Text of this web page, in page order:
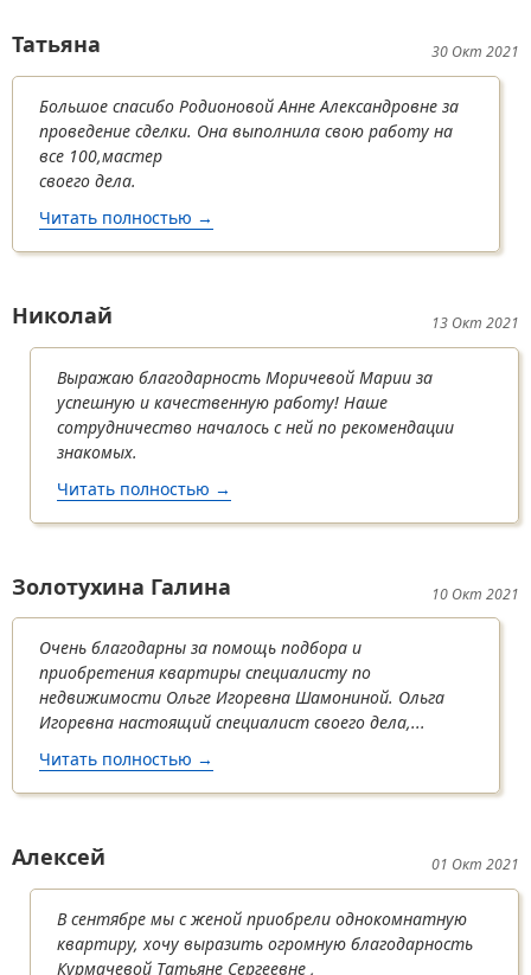
30 Окт 2021
Татьяна
Большое спасибо Родионовой Анне Александровне за
проведение сделки. Она выполнила свою работу на
все 100,мастер
своего дела.
Читать полностью о Татьяна
→
13 Окт 2021
Николай
Выражаю благодарность Моричевой Марии за
успешную и качественную работу! Наше
сотрудничество началось с ней по рекомендации
знакомых.
Читать полностью о Николай
→
10 Окт 2021
Золотухина Галина
Очень благодарны за помощь подбора и
приобретения квартиры специалисту по
недвижимости Ольге Игоревна Шамониной. Ольга
Игоревна настоящий специалист своего дела,...
Читать полностью о Золотухина Галина
→
01 Окт 2021
Алексей
В сентябре мы с женой приобрели однокомнатную
квартиру, хочу выразить огромную благодарность
Курмачевой Татьяне Сергеевне ,